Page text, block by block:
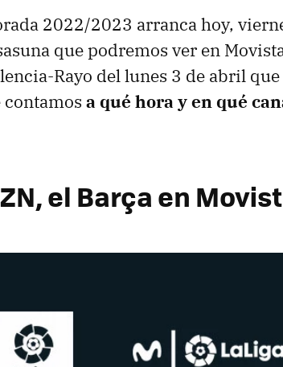
2022/2023 arranca hoy,
que podremos ver en
Rayo del lunes 3 de abril
a qué hora y en qué
el Barça en